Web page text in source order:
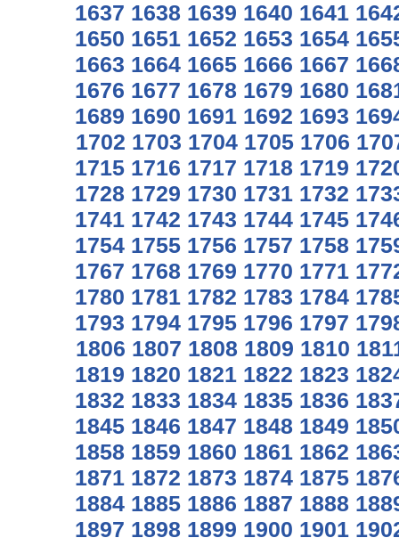
1637 1638 1639 1640 1641
1650 1651 1652 1653 1654
1663 1664 1665 1666 1667
1676 1677 1678 1679 1680
1689 1690 1691 1692 1693
1702 1703 1704 1705 1706
1715 1716 1717 1718 1719
1728 1729 1730 1731 1732
1741 1742 1743 1744 1745
1754 1755 1756 1757 1758
1767 1768 1769 1770 1771
1780 1781 1782 1783 1784
1793 1794 1795 1796 1797
1806 1807 1808 1809 1810
1819 1820 1821 1822 1823
1832 1833 1834 1835 1836
1845 1846 1847 1848 1849
1858 1859 1860 1861 1862
1871 1872 1873 1874 1875
1884 1885 1886 1887 1888
1897 1898 1899 1900 1901